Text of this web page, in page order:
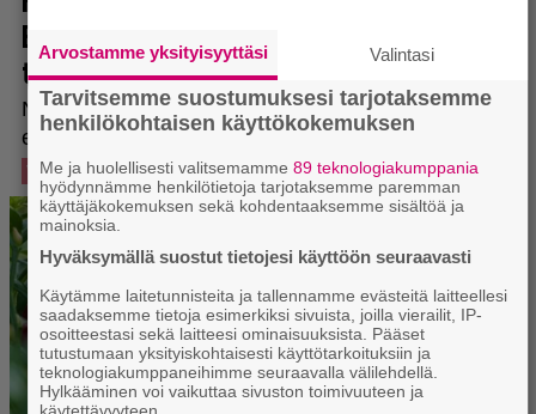
Arvostamme yksityisyyttäsi Valintasi
Tarvitsemme suostumuksesi tarjotaksemme
henkilökohtaisen käyttökokemuksen
Me ja huolellisesti valitsemamme89 teknologiakumppania
hyödynnämme henkilötietoja tarjotaksemme paremman
käyttäjäkokemuksen sekä kohdentaaksemme sisältöä ja
mainoksia.
Hyväksymällä suostut tietojesi käyttöön seuraavasti
Käytämme laitetunnisteita ja tallennamme evästeitä laitteellesi
saadaksemme tietoja esimerkiksi sivuista, joilla vierailit, IP-
osoitteestasi sekä laitteesi ominaisuuksista. Pääset
tutustumaan yksityiskohtaisesti käyttötarkoituksiin ja
teknologiakumppaneihimme seuraavalla välilehdellä.
Hylkääminen voi vaikuttaa sivuston toimivuuteen ja